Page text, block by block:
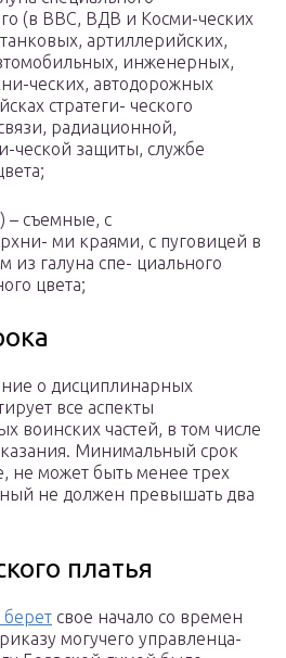
(в ВВС, ВДВ и Косми-ческих
артиллерийских,
инженерных,
ческих, автодорожных
стратеги- ческого
радиационной,
ческой защиты, службе
– съемные, с
ми краями, с пуговицей в
из галуна спе- циального
цвета;
о дисциплинарных
все аспекты
воинских частей, в том числе
Минимальный срок
не может быть менее трех
не должен превышать два
платья
свое начало со времен
могучего управленца-